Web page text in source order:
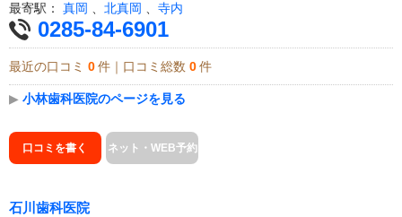
最寄駅： 真岡 、 北真岡 、 寺内
0285-84-6901
最近の口コミ 0 件｜口コミ総数 0 件
▶ 小林歯科医院のページを見る
口コミを書く ネット・WEB予約
石川歯科医院